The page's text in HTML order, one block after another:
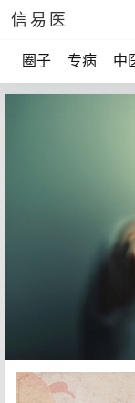
信易医
圈子 专病 中